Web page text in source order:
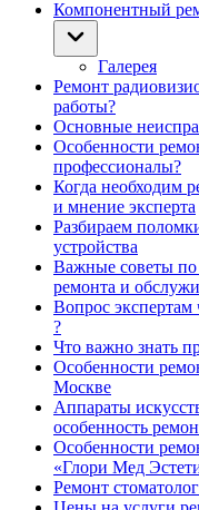
Компонентный
Галерея
Ремонт
работы?
Основные
Особенности
профессионалы?
Когда необходим
и мнение эксперта
Разбираем
устройства
Важные советы по
ремонта и
Вопрос экспертам
?
Что важно знать
Особенности
Москве
Аппараты
особенность
Особенности
«Глори Мед
Ремонт